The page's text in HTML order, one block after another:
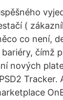
(
co není,
čímž
nových
Tracker.